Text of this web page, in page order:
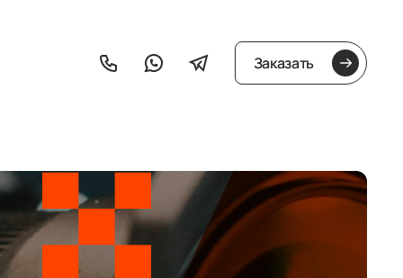
Заказать